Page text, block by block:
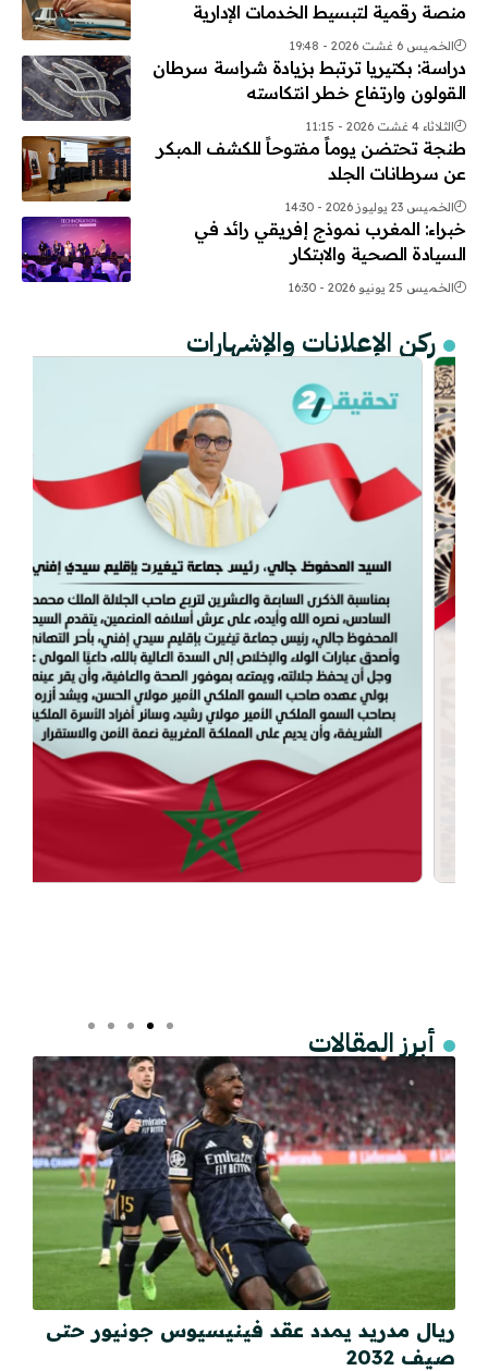
منصة رقمية لتبسيط الخدمات الإدارية
الخميس 6 غشت 2026 - 19:48
دراسة: بكتيريا ترتبط بزيادة شراسة سرطان
القولون وارتفاع خطر انتكاسته
الثلاثاء 4 غشت 2026 - 11:15
طنجة تحتضن يوماً مفتوحاً للكشف المبكر
عن سرطانات الجلد
الخميس 23 يوليوز 2026 - 14:30
خبراء: المغرب نموذج إفريقي رائد في
السيادة الصحية والابتكار
الخميس 25 يونيو 2026 - 16:30
ركن الإعلانات والإشهارات
أبرز المقالات
ريال مدريد يمدد عقد فينيسيوس جونيور حتى
صيف 2032